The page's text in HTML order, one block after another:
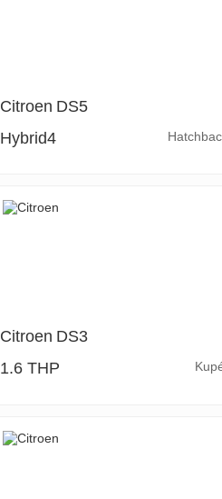
Citroen DS5
Hybrid4
Citroen DS3
1.6 THP